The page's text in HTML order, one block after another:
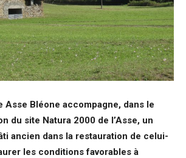
Asse Bléone accompagne, dans le
du site Natura 2000 de l’Asse, un
ancien dans la restauration de celui-
les conditions favorables à